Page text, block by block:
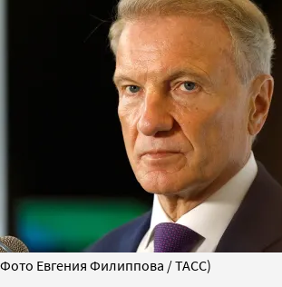
Евгения Филиппова / ТАСС)